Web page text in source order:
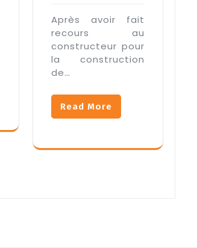
Après avoir fait
recours au
constructeur pour
la construction
de…
Read More